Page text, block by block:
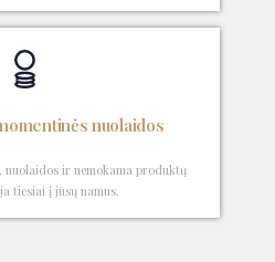
nuolaidos
ir nemokama produktų
tiesiai į jūsų namus.